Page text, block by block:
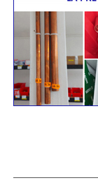
rutier va fi
segmentul
de Cultură a
19:45, traficul
sensul
și Str. Stelea),
Revoluției, în